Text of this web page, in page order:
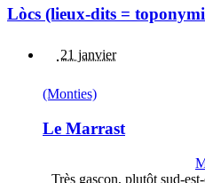
Lòcs (lieux-dits =
21 janvier
(Monties)
Le Marrast
Très gascon, plutôt sud-